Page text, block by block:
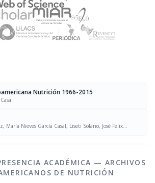
Nutrición 1966-2015
María Nieves García Casal, Liseti Solano, José Felix
ACADÉMICA — ARCHIVOS
DE NUTRICIÓN